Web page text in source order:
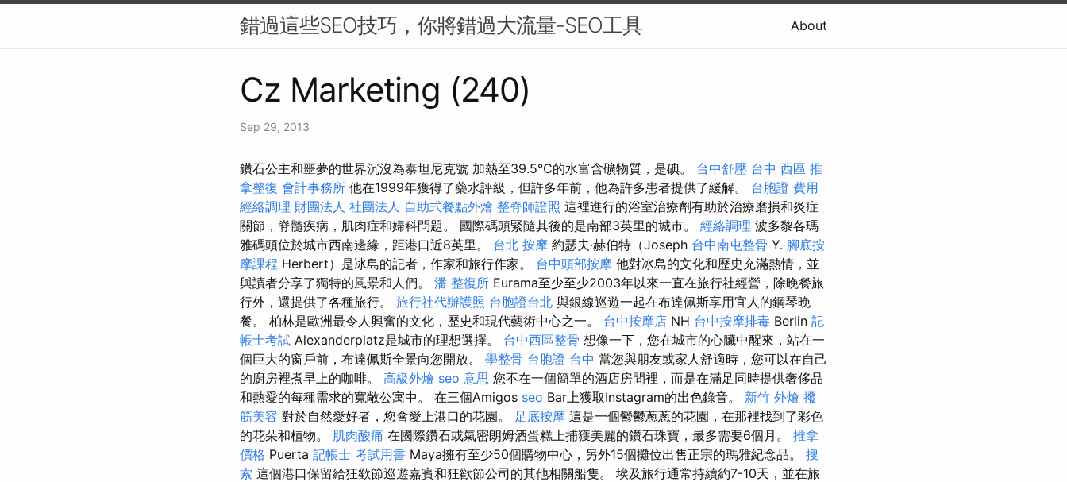
錯過這些SEO技巧，你將錯過大流量-SEO工具 About
Cz Marketing (240)
Sep 29, 2013
鑽石公主和噩夢的世界沉沒為泰坦尼克號 加熱至39.5°C的水富含礦物質，是碘。 台中舒壓 台中 西區 推
拿整復 會計事務所 他在1999年獲得了藥水評級，但許多年前，他為許多患者提供了緩解。 台胞證 費用
經絡調理 財團法人 社團法人 自助式餐點外燴 整脊師證照 這裡進行的浴室治療劑有助於治療磨損和炎症
關節，脊髓疾病，肌肉症和婦科問題。 國際碼頭緊隨其後的是南部3英里的城市。 經絡調理 波多黎各瑪
雅碼頭位於城市西南邊緣，距港口近8英里。 台北 按摩 約瑟夫·赫伯特（Joseph 台中南屯整骨 Y. 腳底按
摩課程 Herbert）是冰島的記者，作家和旅行作家。 台中頭部按摩 他對冰島的文化和歷史充滿熱情，並
與讀者分享了獨特的風景和人們。 潘 整復所 Eurama至少至少2003年以來一直在旅行社經營，除晚餐旅
行外，還提供了各種旅行。 旅行社代辦護照 台胞證台北 與銀線巡遊一起在布達佩斯享用宜人的鋼琴晚
餐。 柏林是歐洲最令人興奮的文化，歷史和現代藝術中心之一。 台中按摩店 NH 台中按摩排毒 Berlin 記
帳士考試 Alexanderplatz是城市的理想選擇。 台中西區整骨 想像一下，您在城市的心臟中醒來，站在一
個巨大的窗戶前，布達佩斯全景向您開放。 學整骨 台胞證 台中 當您與朋友或家人舒適時，您可以在自己
的廚房裡煮早上的咖啡。 高級外燴 seo 意思 您不在一個簡單的酒店房間裡，而是在滿足同時提供奢侈品
和熱愛的每種需求的寬敞公寓中。 在三個Amigos seo Bar上獲取Instagram的出色錄音。 新竹 外燴 撥
筋美容 對於自然愛好者，您會愛上港口的花園。 足底按摩 這是一個鬱鬱蔥蔥的花園，在那裡找到了彩色
的花朵和植物。 肌肉酸痛 在國際鑽石或氣密朗姆酒蛋糕上捕獲美麗的鑽石珠寶，最多需要6個月。 推拿
價格 Puerta 記帳士 考試用書 Maya擁有至少50個購物中心，另外15個攤位出售正宗的瑪雅紀念品。 搜
索 這個港口保留給狂歡節巡遊嘉賓和狂歡節公司的其他相關船隻。 埃及旅行通常持續約7-10天，並在旅